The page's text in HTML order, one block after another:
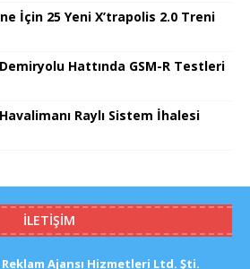
İçin 25 Yeni X’trapolis 2.0 Treni
Hattında GSM-R Testleri
Raylı Sistem İhalesi
İLETIŞIM
Ajansı Hizmetleri Ltd. Şti.